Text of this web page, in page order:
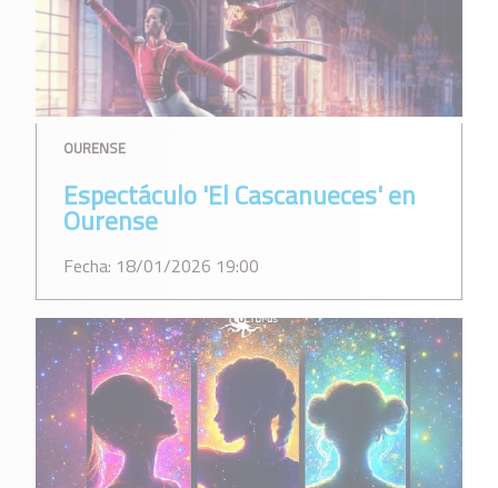
OURENSE
Espectáculo 'El Cascanueces' en
Ourense
Fecha: 18/01/2026 19:00